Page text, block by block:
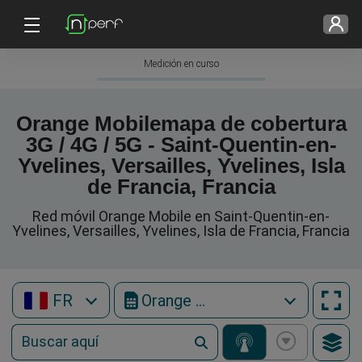
Medición en curso
Orange Mobilemapa de cobertura
3G / 4G / 5G - Saint-Quentin-en-
Yvelines, Versailles, Yvelines, Isla
de Francia, Francia
Red móvil Orange Mobile en Saint-Quentin-en-
Yvelines, Versailles, Yvelines, Isla de Francia, Francia
FR Orange Mobile